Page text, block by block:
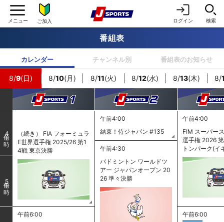
ご加入 ログイン 検索
番組表
カレンダー チャンネル別 番組表のお知らせ
8/9(日) 8/10(月) 8/11(火) 8/12(水) 8/13(木) 8/
4
（続き） FIA フォーミュラ
E世界選手権 2025/26 第1
4戦 東京決勝
午前4:00
結束！侍ジャパン #135
午前4:00
FIM スーパー
選手権 2026
トンパーク(イ
午前4:30
バドミントン ワールドツ
アー ジャパンオープン 20
26 準々決勝
5
午前6:00
午前6:00